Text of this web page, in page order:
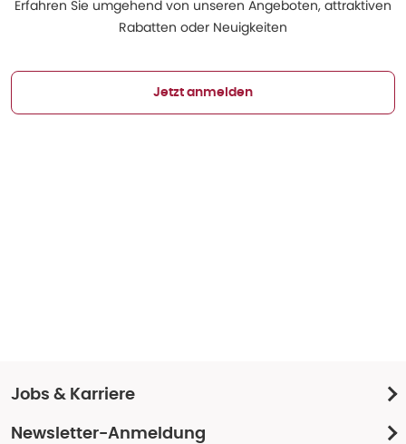
Erfahren Sie umgehend von unseren Angeboten, attraktiven
Rabatten oder Neuigkeiten
Jetzt anmelden
Jobs & Karriere
Newsletter-Anmeldung